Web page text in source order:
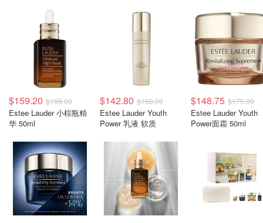
$159.20 $199.00
Estee Lauder 小棕瓶精
华 50ml
$142.80 $168.00
Estee Lauder Youth
Power 乳液 软质
$148.75 $175.00
Estee Lauder Youth
Power面霜 50ml